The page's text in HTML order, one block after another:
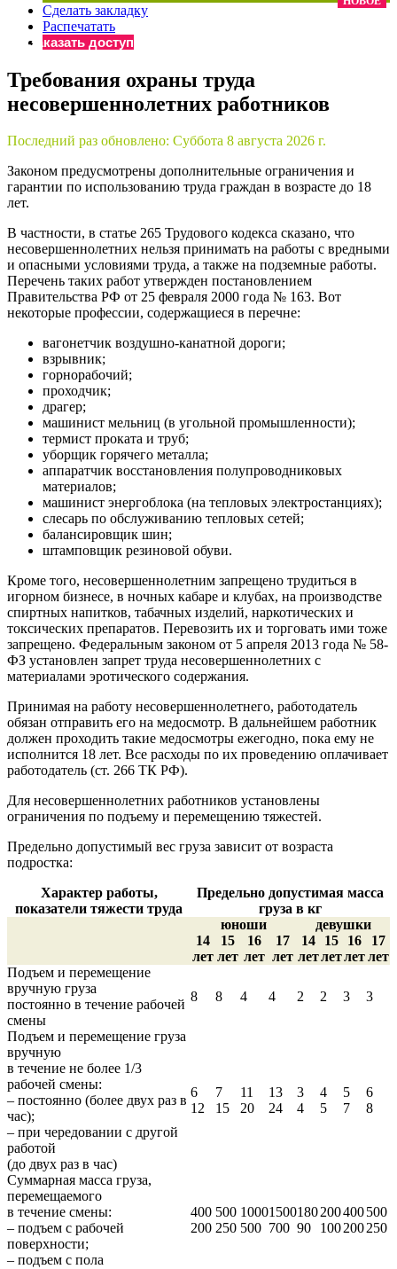
Бератор
«Практическая энциклопедия бухгалтера»
«Нормативные акты для бухгалтера»
Материалы электронного журнала
«Практическая бухгалтерия»
Онлайн-сервисы «Учетная политика» и «Алгоритмы для
Просто заполните форму, и мы вышлем вам на почту
Сделать закладку
Распечатать
Заказать доступ
Требования охраны труда
несовершеннолетних работников
Последний раз обновлено: Суббота 8 августа 2026 г.
Законом предусмотрены дополнительные ограничения и
гарантии по использованию труда граждан в возрасте до 18
лет.
В частности, в статье 265 Трудового кодекса сказано, что
несовершеннолетних нельзя принимать на работы с вредными
и опасными условиями труда, а также на подземные работы.
Перечень таких работ утвержден постановлением
Правительства РФ от 25 февраля 2000 года № 163. Вот
некоторые профессии, содержащиеся в перечне:
вагонетчик воздушно-канатной дороги;
взрывник;
горнорабочий;
проходчик;
драгер;
машинист мельниц (в угольной промышленности);
термист проката и труб;
уборщик горячего металла;
аппаратчик восстановления полупроводниковых
материалов;
машинист энергоблока (на тепловых электростанциях);
слесарь по обслуживанию тепловых сетей;
балансировщик шин;
штамповщик резиновой обуви.
Кроме того, несовершеннолетним запрещено трудиться в
игорном бизнесе, в ночных кабаре и клубах, на производстве
спиртных напитков, табачных изделий, наркотических и
токсических препаратов. Перевозить их и торговать ими тоже
запрещено. Федеральным законом от 5 апреля 2013 года № 58-
ФЗ установлен запрет труда несовершеннолетних с
материалами эротического содержания.
Принимая на работу несовершеннолетнего, работодатель
обязан отправить его на медосмотр. В дальнейшем работник
должен проходить такие медосмотры ежегодно, пока ему не
исполнится 18 лет. Все расходы по их проведению оплачивает
работодатель (ст. 266 ТК РФ).
Для несовершеннолетних работников установлены
ограничения по подъему и перемещению тяжестей.
Предельно допустимый вес груза зависит от возраста
подростка:
Характер работы,
показатели тяжести труда
Предельно допустимая масса
груза в кг
юноши
девушки
14
лет
15
лет
16
лет
17
лет
14
лет
15
лет
16
лет
17
лет
Подъем и перемещение
вручную груза
постоянно в течение рабочей
смены
8 8 4 4 2 2 3 3
Подъем и перемещение груза
вручную
в течение не более 1/3
рабочей смены:
– постоянно (более двух раз в
час);
– при чередовании с другой
работой
(до двух раз в час)
6
12
7
15
11
20
13
24
3
4
4
5
5
7
6
8
Суммарная масса груза,
перемещаемого
в течение смены:
– подъем с рабочей
поверхности;
– подъем с пола
400
200
500
250
1000
500
1500
700
180
90
200
100
400
200
500
250